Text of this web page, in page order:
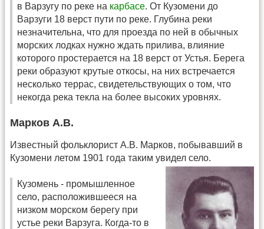
в Варзугу по реке на карбасе. От Кузомени до
Варзуги 18 верст пути по реке. Глубина реки
незначительна, что для проезда по ней в обычных
морских лодках нужно ждать прилива, влияние
которого простерается на 18 верст от Устья. Берега
реки образуют крутые откосы, на них встречается
несколько террас, свидетельствующих о том, что
некогда река текла на более высоких уровнях.
Марков А.В.
Известный фольклорист А.В. Марков, побывавший в
Кузомени летом 1901 года таким увидел село.
Кузомень - промышленное
село, расположившееся на
низком морском берегу при
устье реки Варзуга. Когда-то в